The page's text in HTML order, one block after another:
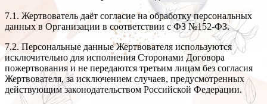
7.1. Жертвователь даёт согласие на обработку персональных
данных в Организации в соответствии с ФЗ №152-ФЗ.
7.2. Персональные данные Жертвователя используются
исключительно для исполнения Сторонами Договора
пожертвования и не передаются третьим лицам без согласия
Жертвователя, за исключением случаев, предусмотренных
действующим законодательством Российской Федерации.